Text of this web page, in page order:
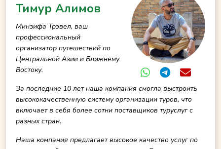
Тимур Алимов
Минзифа Трэвел, ваш
профессиональный
организатор путешествий по
Центральной Азии и Ближнему
Востоку.
За последние 10 лет наша компания смогла выстроить
высококачественную систему организации туров, что
включает в себя более сотни поставщиков туруслуг с
разных стран.
Наша компания предлагает высокое качество услуг по